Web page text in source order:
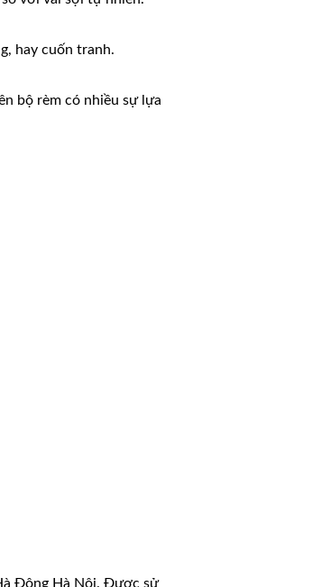
hay cuốn tranh.
bộ rèm có nhiều sự lựa
Đông Hà Nội. Được sử